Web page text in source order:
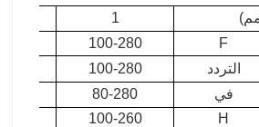
1
F
100-280
التردد
100-280
في
80-280
H
100-260